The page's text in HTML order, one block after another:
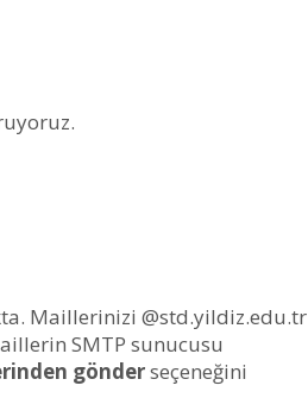
Maillerinizi @std.yildiz.edu.tr
SMTP sunucusu
gönderseçeneğini